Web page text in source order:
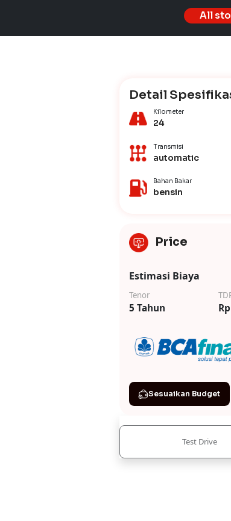
All
Detail
Kilometer
24
Transmisi
automatic
Bahan Bakar
bensin
Price
Estimasi Biaya
Tenor
5 Tahun
Sesuaikan Budget
Test Drive